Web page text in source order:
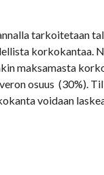
tarkoitetaan
korkokantaa.
maksamasta
osuus  (30%).
voidaan